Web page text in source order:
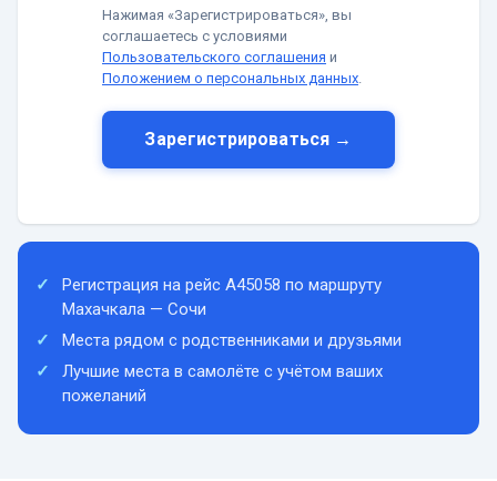
Нажимая «Зарегистрироваться», вы
соглашаетесь с условиями
Пользовательского соглашения и
Положением о персональных данных.
Зарегистрироваться →
Регистрация на рейс A45058 по маршруту
Махачкала — Сочи
Места рядом с родственниками и друзьями
Лучшие места в самолёте с учётом ваших
пожеланий